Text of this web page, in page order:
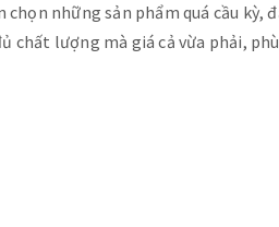
những sản phẩm quá cầu
chất lượng mà giá cả vừa phải,